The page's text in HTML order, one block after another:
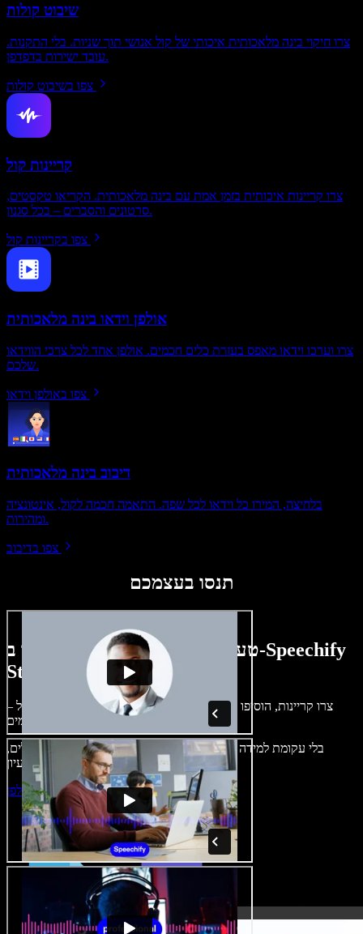
שיבוט קולות
צרו חיקוי בינה מלאכותית איכותי של קול אנושי תוך שניות. בלי התקנות.
עובד ישירות בדפדפן.
צפו בשיבוט קולות
קריינות קול
צרו קריינות איכותית בזמן אמת עם בינה מלאכותית. הקריאו טקסטים,
סרטונים והסברים – בכל סגנון.
צפו בקריינות קול
אולפן וידאו בינה מלאכותית
צרו וערכו וידאו מאפס בעזרת כלים חכמים. אולפן אחד לכל צרכי הווידאו
שלכם.
צפו באולפן וידאו
דיבוב בינה מלאכותית
בלחיצה, המירו כל וידאו לכל שפה. התאמה חכמה לקול, אינטונציה
ומהירות.
צפו בדיבוב
תנסו בעצמכם
טעימה קטנה ממה שתוכלו ליצור ב-Speechify
Studio.
צרו קריינות, הוסיפו תמונות ללא זכויות, אודיו, סרטונים ושיבוט קול –
בלי עקומת למידה – הכול זמין בדפדפן. יוצרי תוכן כבר לא מוגבלים,
התחילו ליצור באולפן